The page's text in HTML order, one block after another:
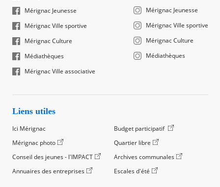
Mérignac Jeunesse
Mérignac Ville sportive
Mérignac Culture
Médiathèques
Mérignac Ville associative
Mérignac Jeunesse
Mérignac Ville sportive
Mérignac Culture
Médiathèques
Liens utiles
Ici Mérignac
Budget participatif
Mérignac photo
Quartier libre
Conseil des jeunes - l'IMPACT
Archives communales
Annuaires des entreprises
Escales d'été